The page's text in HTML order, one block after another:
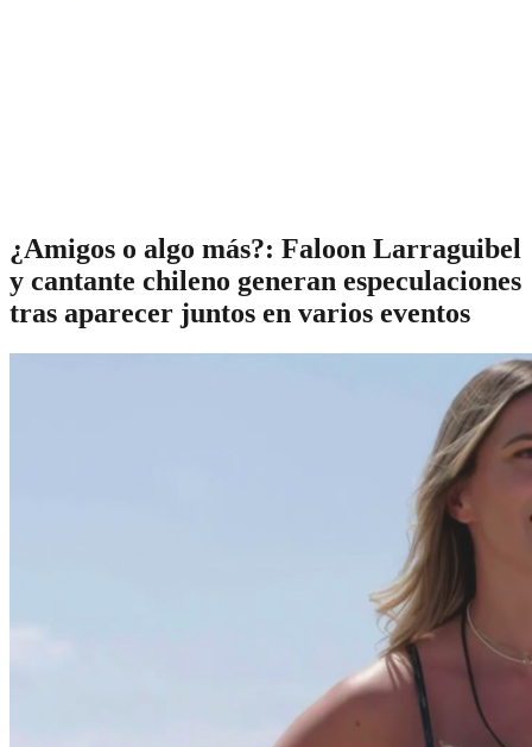
¿Amigos o algo más?: Faloon Larraguibel
y cantante chileno generan especulaciones
tras aparecer juntos en varios eventos